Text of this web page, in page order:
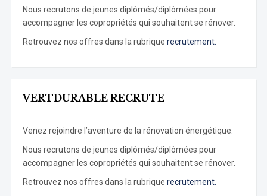
Nous recrutons de jeunes diplômés/diplômées pour
accompagner les copropriétés qui souhaitent se rénover.
Retrouvez nos offres dans la rubrique recrutement.
VERTDURABLE RECRUTE
Venez rejoindre l’aventure de la rénovation énergétique.
Nous recrutons de jeunes diplômés/diplômées pour
accompagner les copropriétés qui souhaitent se rénover.
Retrouvez nos offres dans la rubrique recrutement.